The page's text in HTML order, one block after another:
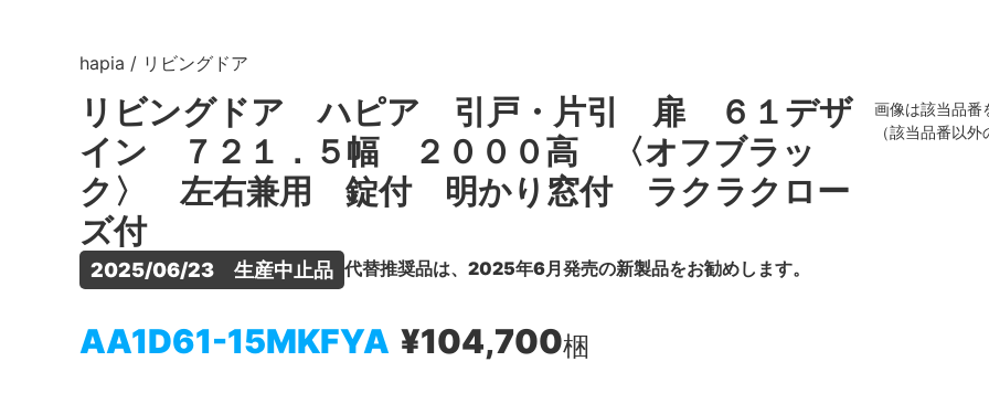
hapia / リビングドア
リビングドア ハピア 引戸・片引 扉 ６１デザ
イン ７２１．５幅 ２０００高 〈オフブラッ
ク〉 左右兼用 錠付 明かり窓付 ラクラクロー
ズ付
2025/06/23　生産中止品 代替推奨品は、2025年6月発売の新製品をお勧めします。
AA1D61-15MKFYA ¥104,700梱
画像は該当品番
（該当品番以